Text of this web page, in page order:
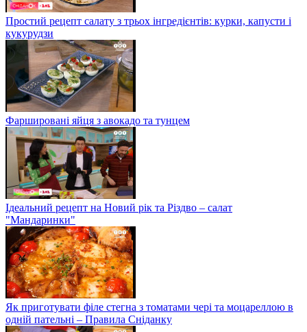
Простий рецепт салату з трьох інгредієнтів: курки, капусти і
кукурудзи
Фаршировані яйця з авокадо та тунцем
Ідеальний рецепт на Новий рік та Різдво – салат
"Мандаринки"
Як приготувати філе стегна з томатами чері та моцареллою в
одній пательні – Правила Сніданку